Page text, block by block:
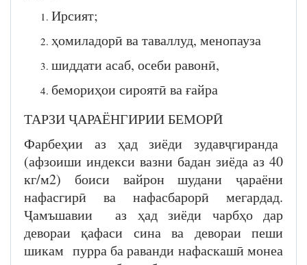
Ирсият;
ҳомиладорӣ ва таваллуд, менопауза
шиддати асаб, осеби равонӣ,
бемориҳои сироятӣ ва ғайра
ТАРЗИ ҶАРАЁНГИРИИ БЕМОРӢ
Фарбеҳии аз ҳад зиёди зудавҷгиранда
(афзоиши индекси вазни бадан зиёда аз 40
кг/м2) боиси вайрон шудани ҷараёни
нафасгирӣ ва нафасбарорӣ мегардад.
Ҷамъшавии аз ҳад зиёди чарбҳо дар
девораи қафаси сина ва девораи пеши
шикам пурра ба раванди нафаскашӣ монеа